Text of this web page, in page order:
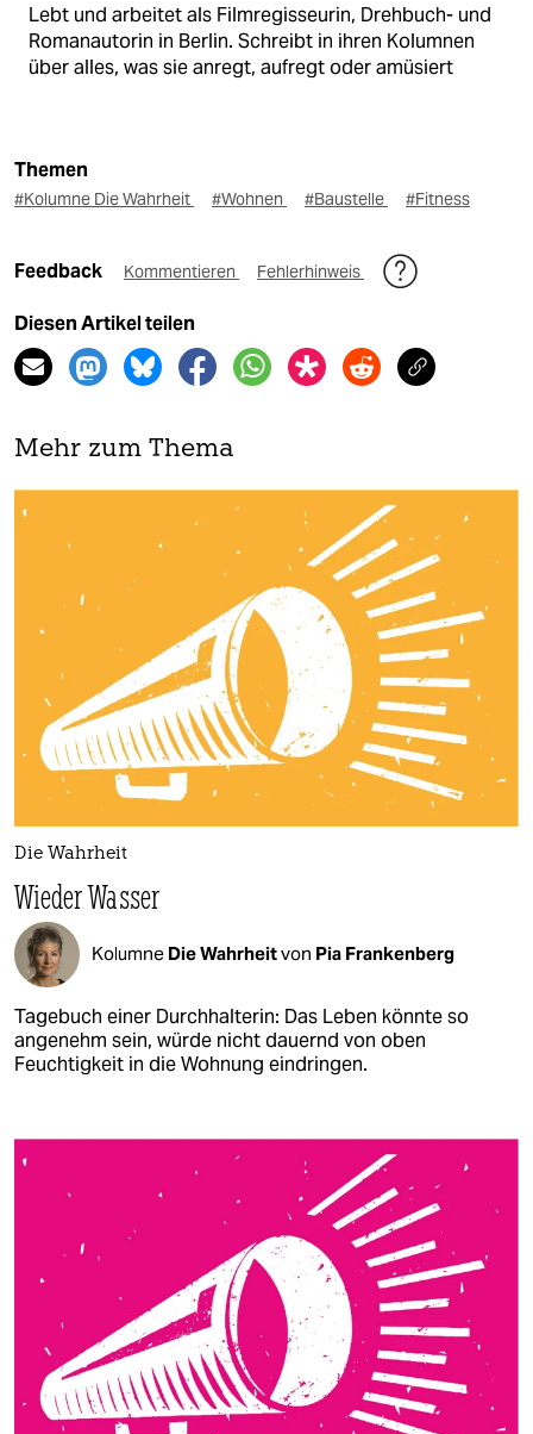
Lebt und arbeitet als Filmregisseurin, Drehbuch- und
Romanautorin in Berlin. Schreibt in ihren Kolumnen
über alles, was sie anregt, aufregt oder amüsiert
Themen
#Kolumne Die Wahrheit #Wohnen #Baustelle #Fitness
Feedback Kommentieren Fehlerhinweis
Diesen Artikel teilen
Mehr zum Thema
Die Wahrheit
Wieder Wasser
Kolumne Die Wahrheitvon Pia Frankenberg
Tagebuch einer Durchhalterin: Das Leben könnte so
angenehm sein, würde nicht dauernd von oben
Feuchtigkeit in die Wohnung eindringen.